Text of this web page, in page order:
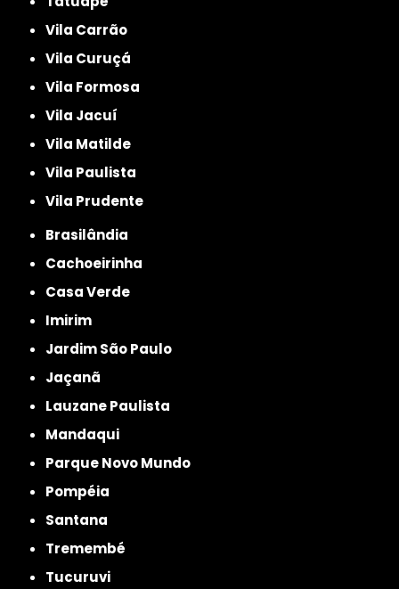
Vila Carrão
Vila Curuçá
Vila Formosa
Vila Jacuí
Vila Matilde
Vila Paulista
Vila Prudente
Brasilândia
Cachoeirinha
Casa Verde
Imirim
Jardim São Paulo
Jaçanã
Lauzane Paulista
Mandaqui
Parque Novo Mundo
Pompéia
Santana
Tremembé
Tucuruvi